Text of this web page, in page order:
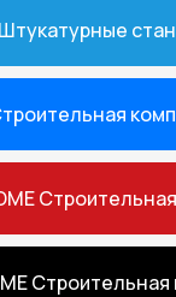
Штукатурные